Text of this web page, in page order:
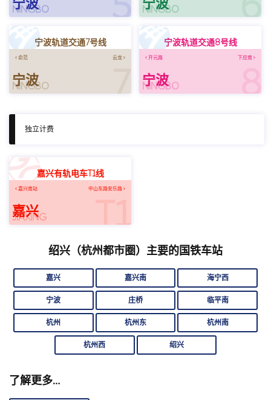
NINGBO
宁波 NINGBO
宁波
7
宁波轨道交通7号线
云龙
俞范
NINGBO
宁波 8
宁波轨道交通8号线
下应南
开元路
NINGBO
宁波
独立计费
T1
嘉兴有轨电车T1线
中山东路安乐路
嘉兴南站
JIAXING
嘉兴
绍兴（杭州都市圈）主要的国铁车站
嘉兴 嘉兴南 海宁西
宁波 庄桥 临平南
杭州 杭州东 杭州南
杭州西 绍兴
了解更多…